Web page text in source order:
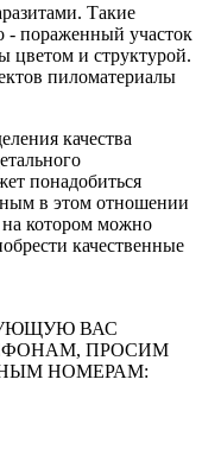
Такие
- пораженный участок
цветом и структурой.
пиломатериалы
качества
понадобиться
в этом отношении
на котором можно
качественные
ВАС
ПРОСИМ
НОМЕРАМ: